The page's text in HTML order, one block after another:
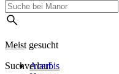
Meist gesucht
Suchverlauf
Acerbis